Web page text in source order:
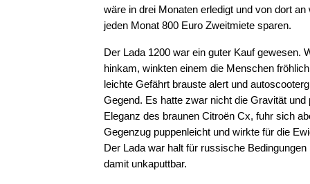
wäre in drei Monaten erledigt und von dort an
jeden Monat 800 Euro Zweitmiete sparen.
Der Lada 1200 war ein guter Kauf gewesen.
hinkam, winkten einem die Menschen
leichte Gefährt brauste alert und
Gegend. Es hatte zwar nicht die Gravität und
Eleganz des braunen Citroën Cx, fuhr sich
Gegenzug puppenleicht und wirkte für die
Der Lada war halt für russische
damit unkaputtbar.